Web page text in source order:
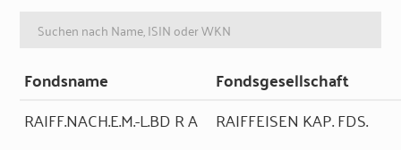
Fondsname Fondsgesellschaft
RAIFF.NACH.E.M.-L.BD R A
RAIFFEISEN KAP. FDS.